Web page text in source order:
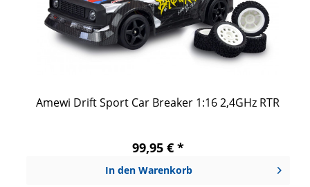
Amewi Drift Sport Car Breaker 1:16 2,4GHz RTR
99,95 € *
In den Warenkorb